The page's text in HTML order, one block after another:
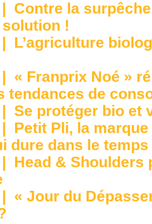
| Contre la
!
| L’agriculture
| « Franprix Noé »
tendances de
| Se protéger bio et
| Petit Pli, la
dure dans le temps
| Head & Shoulders
| « Jour du